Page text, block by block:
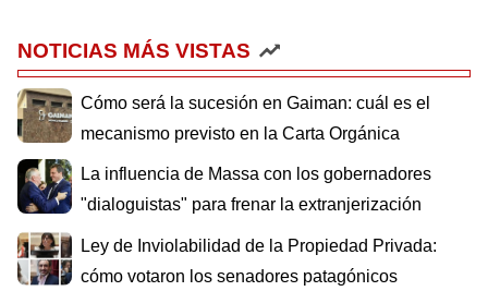
NOTICIAS MÁS VISTAS
Cómo será la sucesión en Gaiman: cuál es el
mecanismo previsto en la Carta Orgánica
La influencia de Massa con los gobernadores
"dialoguistas" para frenar la extranjerización
Ley de Inviolabilidad de la Propiedad Privada:
cómo votaron los senadores patagónicos